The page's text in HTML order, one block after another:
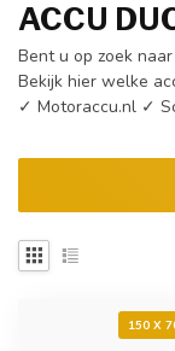
ACCU
Bent u op zoek
Bekijk hier welke
✓ Motoraccu.nl ✓
150 X